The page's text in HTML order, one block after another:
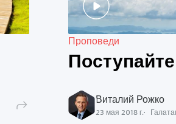
Проповеди
Виталий Рожко
23 мая 2018 г.